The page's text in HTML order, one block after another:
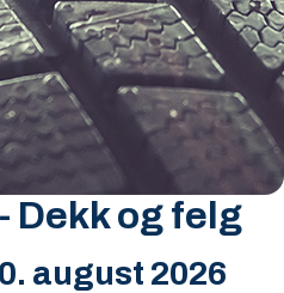
Dekk og felg
august 2026